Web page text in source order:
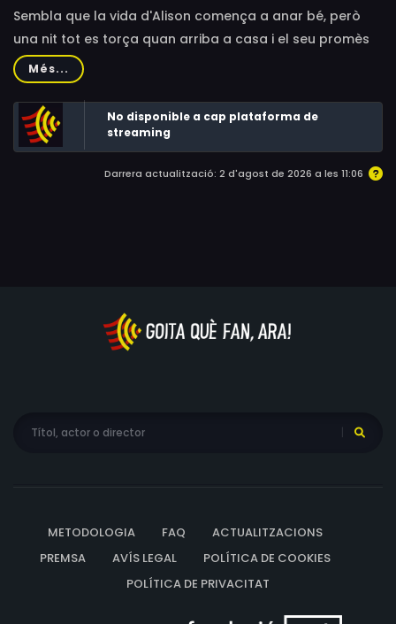
Sembla que la vida d'Alison comença a anar bé, però
una nit tot es torça quan arriba a casa i el seu promès
es troba a un lladre encaputxat.
Més...
No disponible a cap plataforma de
streaming
Darrera actualització: 2 d'agost de 2026 a les 11:06
METODOLOGIA FAQ
ACTUALITZACIONS
PREMSA
AVÍS LEGAL
POLÍTICA DE COOKIES
POLÍTICA DE PRIVACITAT